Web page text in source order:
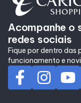
Acompanhe o
redes sociais
Fique por dentro das
funcionamento e